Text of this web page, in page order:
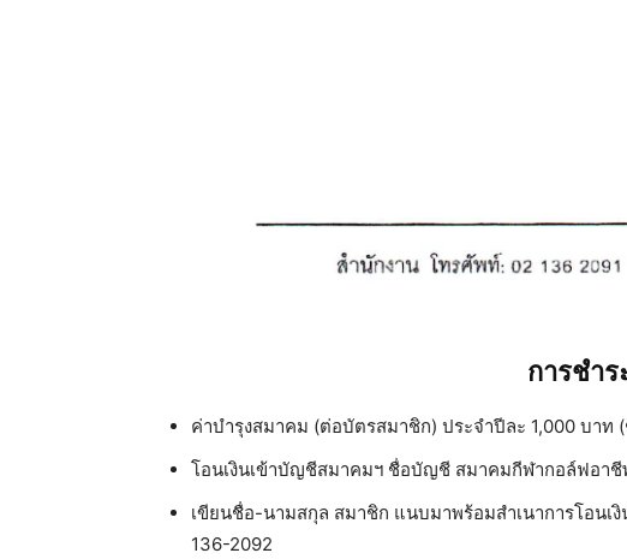
การชำ
ค่าบำรุงสมาคม (ต่อบัตรสมาชิก) ประจำปีละ 1,000 บาท
โอนเงินเข้าบัญชีสมาคมฯ ชื่อบัญชี สมาคมกีฬากอล์ฟอา
เขียนชื่อ-นามสกุล สมาชิก แนบมาพร้อมสำเนาการโอนเ
136-2092